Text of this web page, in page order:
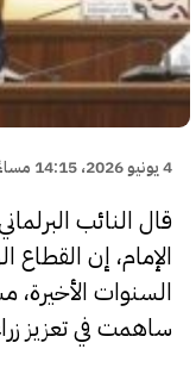
4 يونيو 2026، 14:15 مساءً
قال النائب
الإمام، إن
السنوات
ساهمت في تعزيز